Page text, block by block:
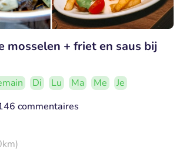
mosselen + friet en saus bij
Di Lu Ma Me
Je
commentaires